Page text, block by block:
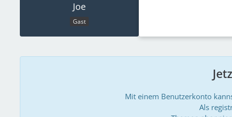
Joe
Gast
Mit einem Benutzerkonto
Als